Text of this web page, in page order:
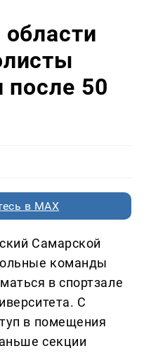
после 50
в MAX
Самарской
команды
в спортзале
С
в помещения
секции